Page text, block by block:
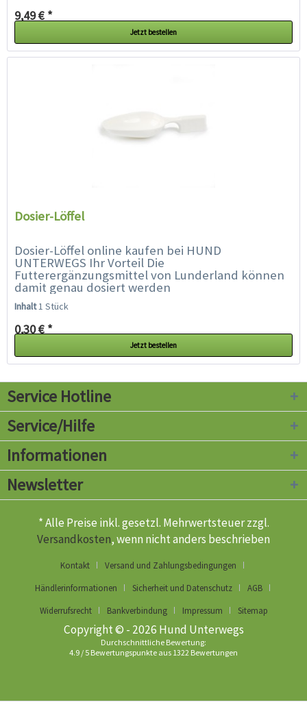
9,49 € *
Jetzt bestellen
Dosier-Löffel
Dosier-Löffel online kaufen bei HUND
UNTERWEGS Ihr Vorteil Die
Futterergänzungsmittel von Lunderland können
damit genau dosiert werden
Inhalt1 Stück
0,30 € *
Jetzt bestellen
Service Hotline
Service/Hilfe
Informationen
Newsletter
* Alle Preise inkl. gesetzl. Mehrwertsteuer zzgl.
Versandkosten, wenn nicht anders beschrieben
Kontakt
Versand und Zahlungsbedingungen
Händlerinformationen
Sicherheit und Datenschutz
AGB
Widerrufsrecht
Bankverbindung Impressum Sitemap
Copyright © - 2026 Hund Unterwegs
Durchschnittliche Bewertung:
4.9 / 5 Bewertungspunkte aus 1322 Bewertungen